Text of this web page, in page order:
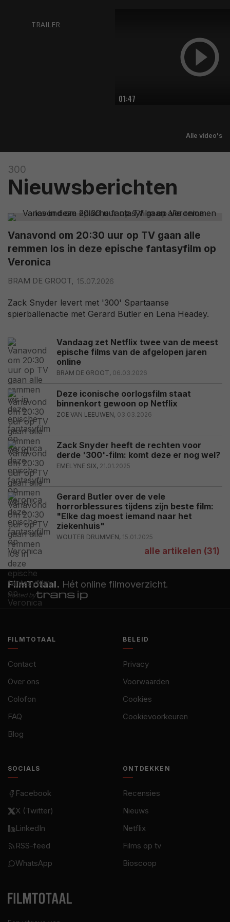
01:47
TRAILER
Alle video's
alle artikelen (31)
300
Nieuwsberichten
Vanavond om 20:30 uur op TV gaan alle
remmen los in deze epische fantasyfilm op
Veronica
BRAM DE GROOT, 15.07.2026
Zack Snyder levert met '300' Spartaanse
spierballenactie met Gerard Butler en Lena Headey.
Vandaag zet Netflix twee van de meest
epische films van de afgelopen jaren
online
BRAM DE GROOT, 06.03.2026
Deze iconische oorlogsfilm staat
binnenkort gewoon op Netflix
ZOË VAN LEEUWEN, 03.03.2026
Zack Snyder heeft de rechten voor
derde '300'-film: komt deze er nog wel?
EMELYNE SIX, 21.01.2025
Gerard Butler over de vele
horrorblessures tijdens zijn beste film:
"Elke dag moest iemand naar het
ziekenhuis"
WOUTER DRUMMEN, 15.01.2025
FilmTotaal. Hét online filmoverzicht.
hosted by
FILMTOTAAL
Contact
Over ons
Colofon
FAQ
Blog
BELEID
Privacy
Voorwaarden
Cookies
Cookievoorkeuren
SOCIALS
Facebook
X (Twitter)
LinkedIn
RSS-feed
WhatsApp
ONTDEKKEN
Recensies
Nieuws
Netflix
Films op tv
Bioscoop